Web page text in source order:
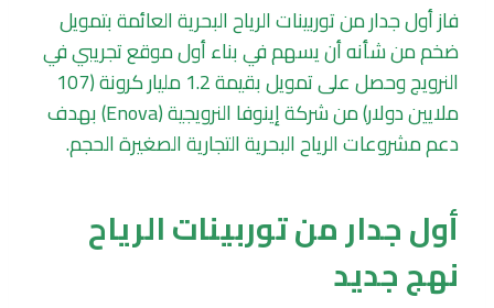
فاز أول جدار من توربينات الرياح البحرية العائمة بتمويل
ضخم من شأنه أن يسهم في بناء أول موقع تجريبي في
النرويج وحصل على تمويل بقيمة 1.2 مليار كرونة (107
ملايين دولار) من شركة إينوفا النرويجية (Enova) بهدف
دعم مشروعات الرياح البحرية التجارية الصغيرة الحجم.
أول جدار من توربينات الرياح
نهج جديد